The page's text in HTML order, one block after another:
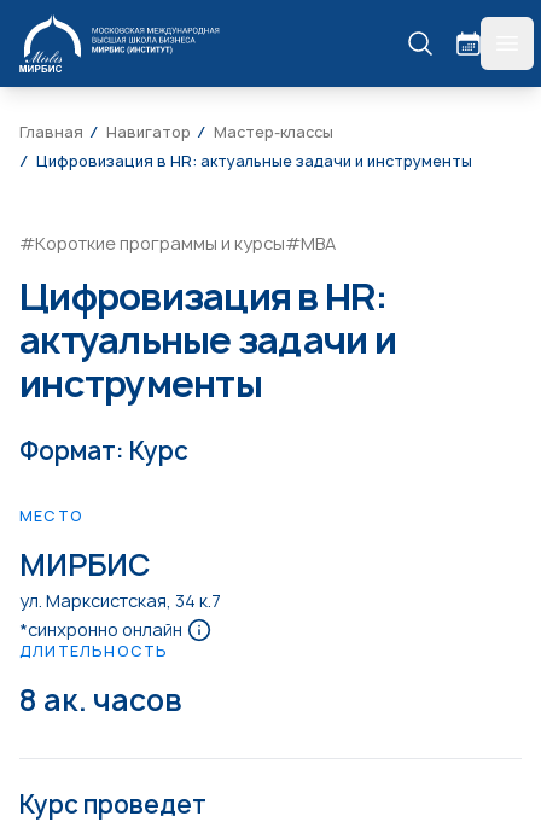
МИРБИС
Главная Навигатор
Мастер-классы
Цифровизация в HR: актуальные задачи и инструменты
#Короткие программы и курсы#МВА
Цифровизация в HR:
актуальные задачи и
инструменты
Формат: Курс
МЕСТО
МИРБИС
ул. Марксистская, 34 к.7
*синхронно онлайн
ДЛИТЕЛЬНОСТЬ
8 ак. часов
Курс проведет